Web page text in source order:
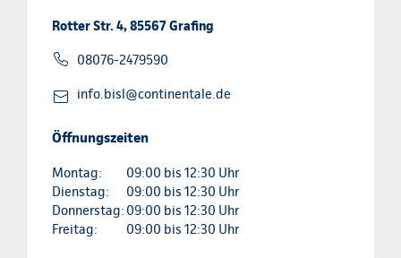
Rotter Str. 4, 85567 Grafing
08076-2479590
info.bisl@continentale.de
Öffnungszeiten
Montag:
09:00 bis 12:30 Uhr
Dienstag:
09:00 bis 12:30 Uhr
Donnerstag: 09:00 bis 12:30 Uhr
Freitag:
09:00 bis 12:30 Uhr